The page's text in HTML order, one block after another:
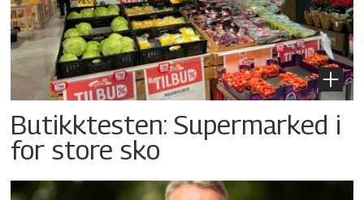
Butikktesten: Supermarked i
for store sko